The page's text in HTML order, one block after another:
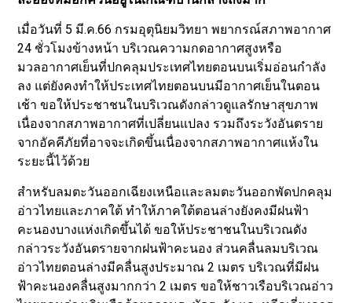
เมื่อวันที่ 5 มี.ค.66 กรมอุตุนิยมวิทยา พยากรณ์สภาพอากาศ
24 ชั่วโมงข้างหน้า บริเวณความกดอากาศสูงหรือ
มวลอากาศเย็นที่ปกคลุมประเทศไทยตอนบนเริ่มอ่อนกำลัง
ลง แต่ยังคงทำให้ประเทศไทยตอนบนมีอากาศเย็นในตอน
เช้า ขอให้ประชาชนในบริเวณดังกล่าวดูแลรักษาสุขภาพ
เนื่องจากสภาพอากาศที่เปลี่ยนแปลง รวมถึงระวังอันตราย
จากอัคคีภัยที่อาจจะเกิดขึ้นเนื่องจากสภาพอากาศแห้งใน
ระยะนี้ไว้ด้วย
สำหรับลมตะวันออกเฉียงเหนือและลมตะวันออกพัดปกคลุม
อ่าวไทยและภาคใต้ ทำให้ภาคใต้ตอนล่างยังคงมีฝนฟ้า
คะนองบางแห่งเกิดขึ้นได้ ขอให้ประชาชนในบริเวณดัง
กล่าวระวังอันตรายจากฝนฟ้าคะนอง ส่วนคลื่นลมบริเวณ
อ่าวไทยตอนล่างมีคลื่นสูงประมาณ 2 เมตร บริเวณที่มีฝน
ฟ้าคะนองคลื่นสูงมากกว่า 2 เมตร ขอให้ชาวเรือบริเวณอ่าว